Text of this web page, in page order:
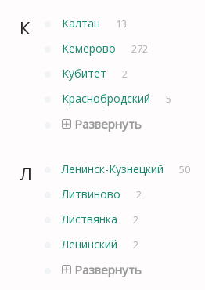
К Калтан 13
Кемерово 272
Кубитет 2
Краснобродский 5
Развернуть
Л Ленинск-Кузнецкий 50
Литвиново 2
Листвянка 2
Ленинский 2
Развернуть